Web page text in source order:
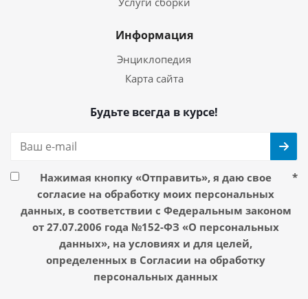
Информация
Энциклопедия
Карта сайта
Будьте всегда в курсе!
Нажимая кнопку «Отправить», я даю свое
согласие на обработку моих персональных
данных, в соответствии с Федеральным законом
от 27.07.2006 года №152-ФЗ «О персональных
данных», на условиях и для целей,
определенных в Согласии на обработку
персональных данных
*